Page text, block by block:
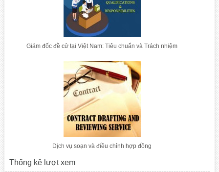
Giám đốc đề cử tại Việt Nam: Tiêu chuẩn và Trách nhiệm
Dịch vụ soạn và điều chỉnh hợp đồng
Thống kê lượt xem